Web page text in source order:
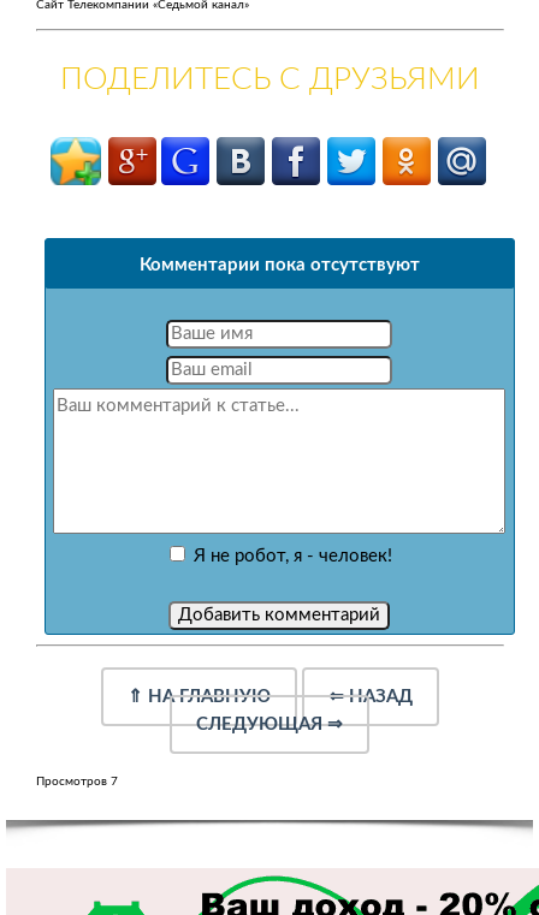
Сайт Телекомпании «Седьмой канал»
ПОДЕЛИТЕСЬ С ДРУЗЬЯМИ
Комментарии пока отсутствуют
Я не робот, я - человек!
⇑ НА ГЛАВНУЮ ⇐НАЗАД
СЛЕДУЮЩАЯ⇒
Просмотров 7